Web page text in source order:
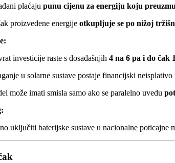
plaćaju punu cijenu za energiju koju
proizvedene energije otkupljuje se po nižoj
investicije raste s dosadašnjih 4 na 6 pa i do čak
u solarne sustave postaje financijski neisplativo
može imati smisla samo ako se paralelno uvedu
uključiti baterijske sustave u nacionalne poticajne